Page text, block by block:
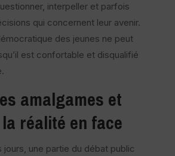
interpeller et parfois
qui concernent leur avenir.
des jeunes ne peut
est confortable et disqualifié
amalgames et
réalité en face
jours, une partie du débat public